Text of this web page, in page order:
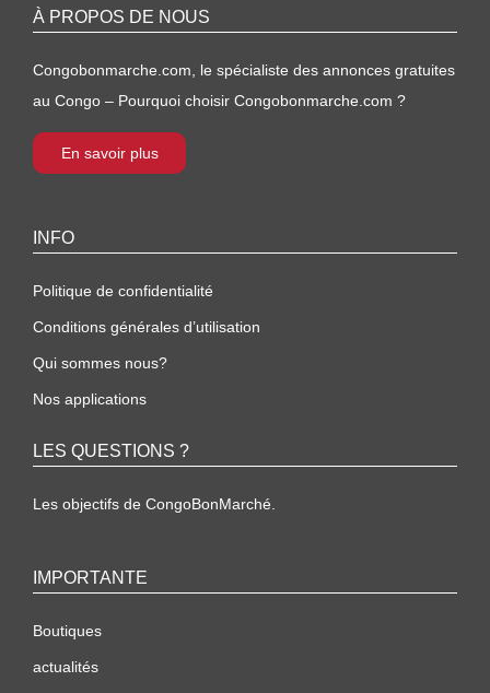
À PROPOS DE NOUS
Congobonmarche.com, le spécialiste des annonces gratuites
au Congo – Pourquoi choisir Congobonmarche.com ?
En savoir plus
INFO
Politique de confidentialité
Conditions générales d’utilisation
Qui sommes nous?
Nos applications
LES QUESTIONS ?
Les objectifs de CongoBonMarché.
IMPORTANTE
Boutiques
actualités